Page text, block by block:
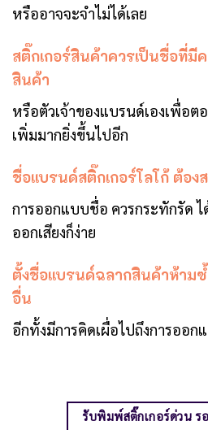
หรืออาจจะจำไม่ได้เลย
สติ๊กเกอร์สินค้าควรเป็นชื่อที่มี
สินค้า
หรือตัวเจ้าของแบรนด์เองเพื่อ
เพิ่มมากยิ่งขึ้นไปอีก
ชื่อแบรนด์สติ๊กเกอร์โลโก้ ต้อง
การออกแบบชื่อ ควรกระทักรัด ไ
ออกเสียงก็ง่าย
ตั้งชื่อแบรนด์ฉลากสินค้าห้าม
อื่น
อีกทั้งมีการคิดเผื่อไปถึงการออก
รับพิมพ์สติ๊กเกอร์ด่วน ร